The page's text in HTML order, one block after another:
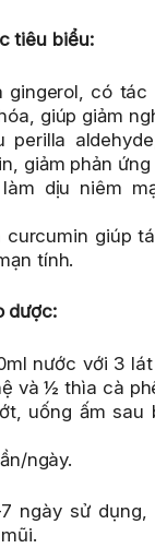
tiêu biểu:
có tác
giúp giảm
perilla
giảm phản ứng
làm dịu niêm
giúp
tính.
dược:
nước với 3
và ½ thìa cà
uống ấm sau
ngày.
ngày sử dụng,